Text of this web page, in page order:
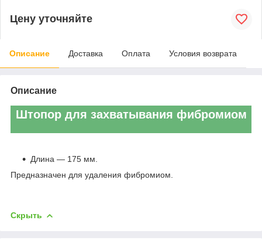
Цену уточняйте
Описание Доставка Оплата Условия возврата
Описание
Штопор для захватывания фибромиом
Длина ― 175 мм.
Предназначен для удаления фибромиом.
Скрыть